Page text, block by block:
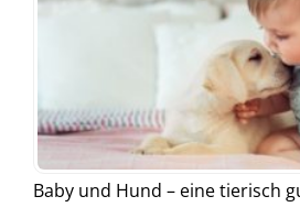
Baby und Hund – eine tierisch